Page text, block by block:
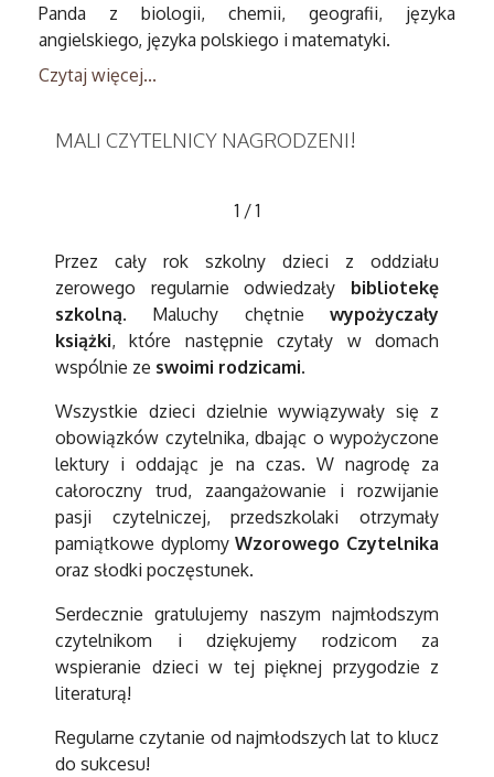
Panda z biologii, chemii, geografii, języka
angielskiego, języka polskiego i matematyki.
Czytaj więcej...
MALI CZYTELNICY NAGRODZENI!
1 /1
Przez cały rok szkolny dzieci z oddziału
zerowego regularnie odwiedzały bibliotekę
szkolną. Maluchy chętnie wypożyczały
książki, które następnie czytały w domach
wspólnie ze swoimi rodzicami.
Wszystkie dzieci dzielnie wywiązywały się z
obowiązków czytelnika, dbając o wypożyczone
lektury i oddając je na czas. W nagrodę za
całoroczny trud, zaangażowanie i rozwijanie
pasji czytelniczej, przedszkolaki otrzymały
pamiątkowe dyplomyWzorowego Czytelnika
oraz słodki poczęstunek.
Serdecznie gratulujemy naszym najmłodszym
czytelnikom i dziękujemy rodzicom za
wspieranie dzieci w tej pięknej przygodzie z
literaturą!
Regularne czytanie od najmłodszych lat to klucz
do sukcesu!